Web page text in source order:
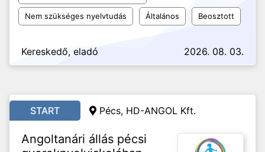
Nem szükséges nyelvtudás Általános Beosztott
Kereskedő, eladó 2026. 08. 03.
START Pécs, HD-ANGOL Kft.
Angoltanári állás pécsi